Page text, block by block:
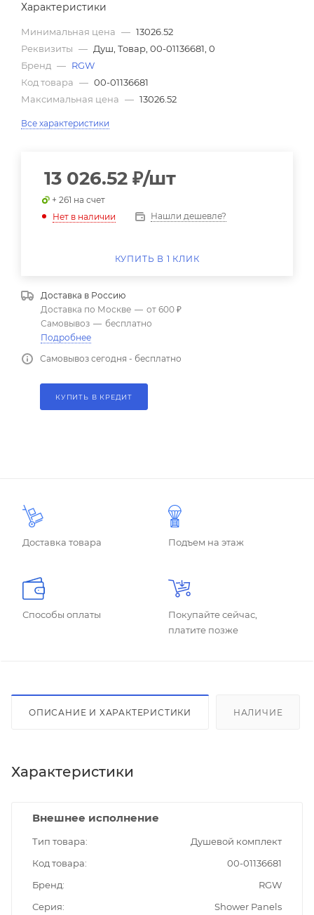
Характеристики
Минимальная цена — 13026.52
Реквизиты — Душ, Товар, 00-01136681, 0
Бренд — RGW
Код товара — 00-01136681
Максимальная цена — 13026.52
Все характеристики
13 026.52 ₽/шт
+ 261 на счет
Нет в наличии
Нашли дешевле?
КУПИТЬ В 1 КЛИК
Доставка в Россию
Доставка по Москве — от 600 ₽
Самовывоз — бесплатно
Подробнее
Самовывоз сегодня - бесплатно
КУПИТЬ В КРЕДИТ
Доставка товара Подъем на этаж
Способы оплаты
Покупайте сейчас,
платите позже
ОПИСАНИЕ И ХАРАКТЕРИСТИКИ НАЛИЧИЕ
Характеристики
Внешнее исполнение
Тип товара
Душевой комплект
Код товара
00-01136681
Бренд
RGW
Серия
Shower Panels